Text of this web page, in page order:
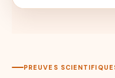
PREUVES